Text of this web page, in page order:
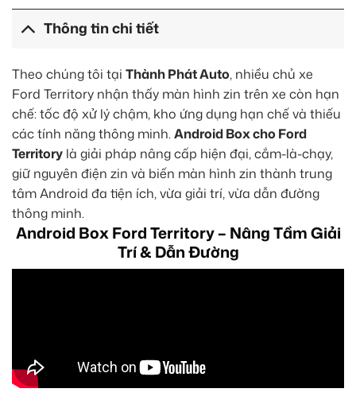
Thông tin chi tiết
Theo chúng tôi tại Thành Phát Auto, nhiều chủ xe
Ford Territory nhận thấy màn hình zin trên xe còn hạn
chế: tốc độ xử lý chậm, kho ứng dụng hạn chế và thiếu
các tính năng thông minh.Android Box cho Ford
Territory là giải pháp nâng cấp hiện đại, cắm-là-chạy,
giữ nguyên điện zin và biến màn hình zin thành trung
tâm Android đa tiện ích, vừa giải trí, vừa dẫn đường
thông minh.
Android Box Ford Territory – Nâng Tầm Giải
Trí & Dẫn Đường